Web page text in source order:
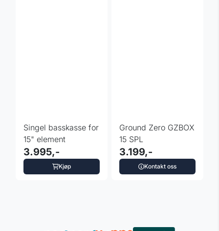
Singel basskasse for
15" element
3.995,-
Kjøp
Ground Zero GZBOX
15 SPL
3.199,-
Kontakt oss